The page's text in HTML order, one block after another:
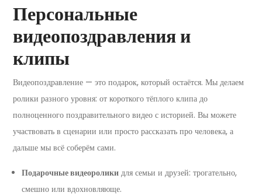
Персональные
видеопоздравления и
клипы
Видеопоздравление — это подарок, который остаётся. Мы делаем
ролики разного уровня: от короткого тёплого клипа до
полноценного поздравительного видео с историей. Вы можете
участвовать в сценарии или просто рассказать про человека, а
дальше мы всё соберём сами.
Подарочные видеоролики для семьи и друзей: трогательно,
смешно или вдохновляюще.